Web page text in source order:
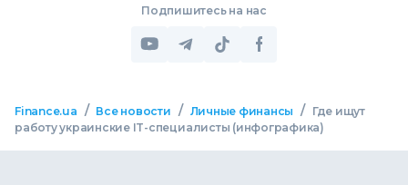
Подпишитесь на нас
Finance.ua / Все новости / Личные финансы /
Где ищут
работу украинские IT-специалисты (инфографика)